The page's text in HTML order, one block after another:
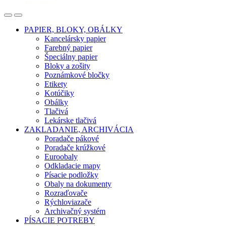
OpenClose
PAPIER, BLOKY, OBÁLKY
Kancelársky papier
Farebný papier
Špeciálny papier
Bloky a zošity
Poznámkové bločky
Etikety
Kotúčiky
Obálky
Tlačivá
Lekárske tlačivá
ZAKLADANIE, ARCHIVÁCIA
Poradače pákové
Poradače krúžkové
Euroobaly
Odkladacie mapy
Písacie podložky
Obaly na dokumenty
Rozraďovače
Rýchloviazače
Archivačný systém
PÍSACIE POTREBY